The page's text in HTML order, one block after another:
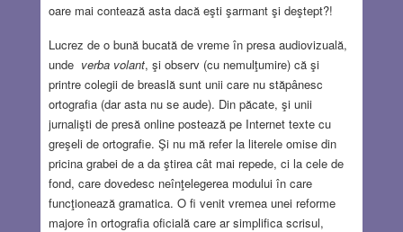
oare mai contează asta dacă eşti şarmant şi deştept?!
Lucrez de o bună bucată de vreme în presa audiovizuală,
unde verba volant, şi observ (cu nemulţumire) că şi
printre colegii de breaslă sunt unii care nu stăpânesc
ortografia (dar asta nu se aude). Din păcate, şi unii
jurnalişti de presă online postează pe Internet texte cu
greşeli de ortografie. Şi nu mă refer la literele omise din
pricina grabei de a da ştirea cât mai repede, ci la cele de
fond, care dovedesc neînţelegerea modului în care
funcţionează gramatica. O fi venit vremea unei reforme
majore în ortografia oficială care ar simplifica scrisul,